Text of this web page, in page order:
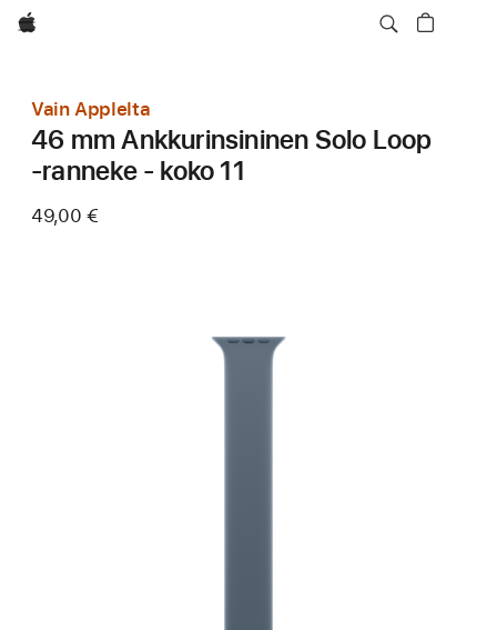
Apple
Vain Applelta
46 mm Ankkurinsininen Solo Loop
‑ranneke - koko 11
49,00 €